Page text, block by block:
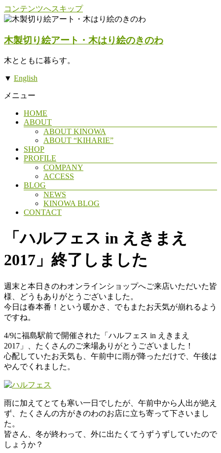
コンテンツへスキップ
木製切り絵アート・木はり絵のきのわ
木とともに暮らす。
▼ English
メニュー
HOME
ABOUT
ABOUT KINOWA
ABOUT “KIHARIE”
SHOP
PROFILE
COMPANY
ACCESS
BLOG
NEWS
KINOWA BLOG
CONTACT
「ハルフェス in えきまえ
2017」終了しました
週末と本日きのわオンラインショップへご来店いただいた皆
様、どうもありがとうございました。
今日は春本番！という暖かさ、でもまたお天気が崩れるよう
ですね。
4/9に福島駅前で開催された「ハルフェス in えきまえ
2017」、たくさんのご来場ありがとうございました！
心配していたお天気も、午前中に雨が降っただけで、午後は
やんでくれました。
雨に加えてとても寒い一日でしたが、午前中から人出が絶え
ず、たくさんの方がきのわのお店に立ち寄って下さいまし
た。
皆さん、冬が終わって、外に出たくてうずうずしていたので
しょうか？